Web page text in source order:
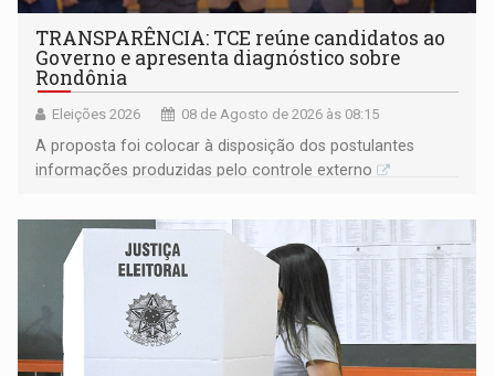
TRANSPARÊNCIA: TCE reúne candidatos ao
Governo e apresenta diagnóstico sobre
Rondônia
Eleições 2026 08 de Agosto de 2026 às 08:15
A proposta foi colocar à disposição dos postulantes
informações produzidas pelo controle externo